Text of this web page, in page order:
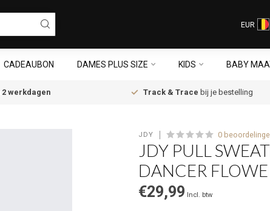
EUR
CADEAUBON DAMES PLUS SIZE KIDS BABY
2 werkdagen Track & Trace bij je bestelling
JDY 0
JDY PULL
DANCER
€29,99 Incl. btw